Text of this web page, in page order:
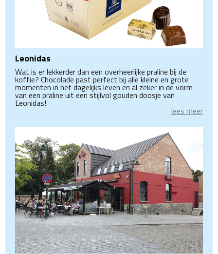
Leonidas
Wat is er lekkerder dan een overheerlijke praline bij de
koffie? Chocolade past perfect bij alle kleine en grote
momenten in het dagelijks leven en al zeker in de vorm
van een praline uit een stijlvol gouden doosje van
Leonidas!
lees meer